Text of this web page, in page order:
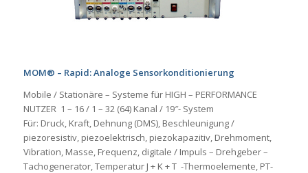
MOM® – Rapid: Analoge Sensorkonditionierung
Mobile / Stationäre – Systeme für HIGH – PERFORMANCE
NUTZER 1 – 16 / 1 – 32 (64) Kanal / 19″- System
Für: Druck, Kraft, Dehnung (DMS), Beschleunigung /
piezoresistiv, piezoelektrisch, piezokapazitiv, Drehmoment,
Vibration, Masse, Frequenz, digitale / Impuls – Drehgeber –
Tachogenerator, Temperatur J + K + T -Thermoelemente, PT-